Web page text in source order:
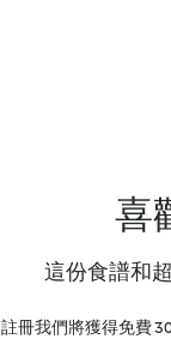
喜
這份食譜和
註冊我們將獲得免費